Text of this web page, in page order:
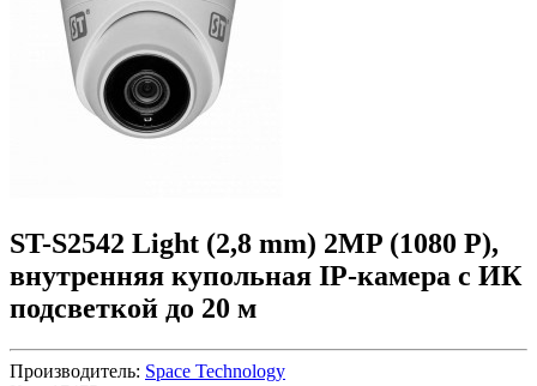
ST-S2542 Light (2,8 mm) 2MP (1080 Р),
внутренняя купольная IP-камера с ИК
подсветкой до 20 м
Производитель: Space Technology